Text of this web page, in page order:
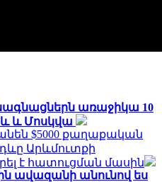
առաջիկա 10
և Մոսկվա
$5000 քաղաքական
Արևմուտքի
է հատուցման մասին
ավազանի անունով ես